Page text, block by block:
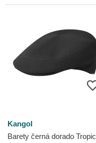
Kangol
Barety černá dorado Tropic